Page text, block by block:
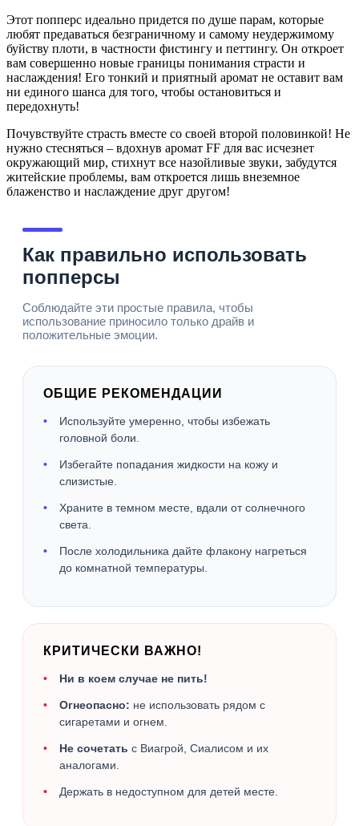
Этот попперс идеально придется по душе парам, которые
любят предаваться безграничному и самому неудержимому
буйству плоти, в частности фистингу и петтингу. Он откроет
вам совершенно новые границы понимания страсти и
наслаждения! Его тонкий и приятный аромат не оставит вам
ни единого шанса для того, чтобы остановиться и
передохнуть!
Почувствуйте страсть вместе со своей второй половинкой! Не
нужно стесняться – вдохнув аромат FF для вас исчезнет
окружающий мир, стихнут все назойливые звуки, забудутся
житейские проблемы, вам откроется лишь внеземное
блаженство и наслаждение друг другом!
Как правильно использовать
попперсы
Соблюдайте эти простые правила, чтобы
использование приносило только драйв и
положительные эмоции.
ОБЩИЕ РЕКОМЕНДАЦИИ
Используйте умеренно, чтобы избежать
головной боли.
Избегайте попадания жидкости на кожу и
слизистые.
Храните в темном месте, вдали от солнечного
света.
После холодильника дайте флакону нагреться
до комнатной температуры.
КРИТИЧЕСКИ ВАЖНО!
Ни в коем случае не пить!
Огнеопасно: не использовать рядом с
сигаретами и огнем.
Не сочетать с Виагрой, Сиалисом и их
аналогами.
Держать в недоступном для детей месте.